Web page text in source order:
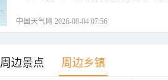
中国天气网 2026-08-04 07:56
周边景点 周边乡镇